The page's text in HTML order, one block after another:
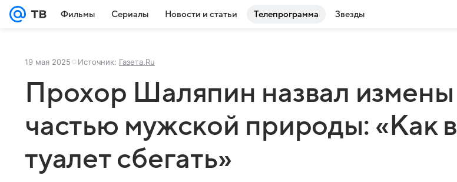
Фильмы Сериалы Новости и статьи Телепрограмма Звезды
19 мая 2025 Источник: Газета.Ru
Прохор Шаляпин назвал измены
частью мужской природы: «Как в
туалет сбегать»